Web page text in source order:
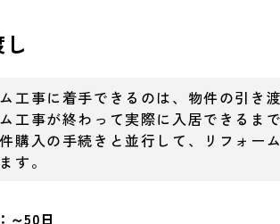
工事に着手できるのは、物件の引き
工事が終わって実際に入居できるま
購入の手続きと並行して、リフォー
す。
～50日